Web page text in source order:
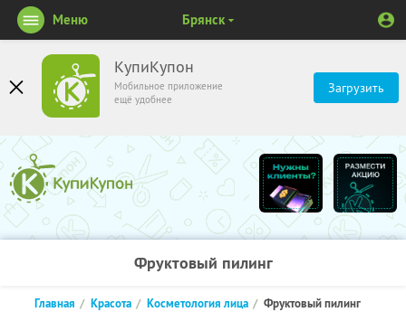
КупиКупон
Мобильное приложение
ещё удобнее
Загрузить
Меню Брянск
Фруктовый пилинг
Главная Красота Косметология лица Фруктовый пилинг